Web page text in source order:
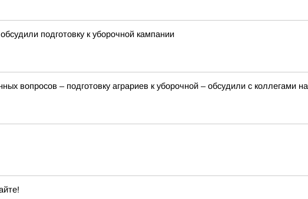
подготовку к уборочной кампании
вопросов – подготовку аграриев к уборочной – обсудили с коллегами